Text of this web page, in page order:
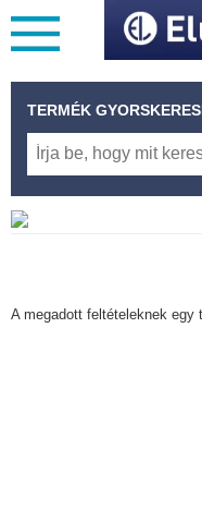
TERMÉK
A megadott feltételeknek egy